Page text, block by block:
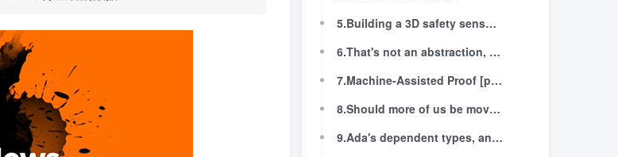
5.Building a 3D safety sensor with Rust
6.That's not an abstraction, that's a layer of indirection
7.Machine-Assisted Proof [pdf]
8.Should more of us be moving to live near friends?
9.Ada's dependent types, and its types as a whole
5.Building a 3D safety sensor with Rust
6.That's not an abstraction, that's a layer of indirection
7.Machine-Assisted Proof [pdf]
8.Should more of us be moving to live near friends?
9.Ada's dependent types, and its types as a whole